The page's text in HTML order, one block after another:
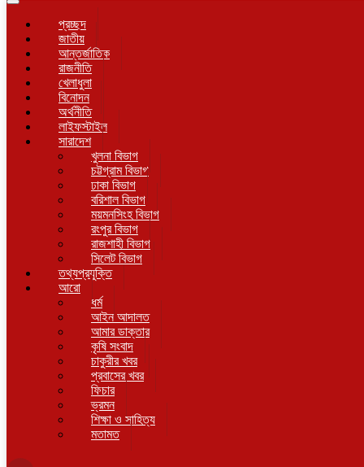
Toggle
navigationপ্রচ্ছদ
জাতীয়
আন্তর্জাতিক
রাজনীতি
খেলাধুলা
বিনোদন
অর্থনীতি
লাইফস্টাইল
সারাদেশ
খুলনা বিভাগ
চট্টগ্রাম বিভাগ
ঢাকা বিভাগ
বরিশাল বিভাগ
ময়মনসিংহ বিভাগ
রংপুর বিভাগ
রাজশাহী বিভাগ
সিলেট বিভাগ
তথ্যপ্রযুক্তি
আরো
ধর্ম
আইন আদালত
আমার ডাক্তার
কৃষি সংবাদ
চাকুরীর খবর
প্রবাসের খবর
ফিচার
ভ্রমন
শিক্ষা ও সাহিত্য
মতামত